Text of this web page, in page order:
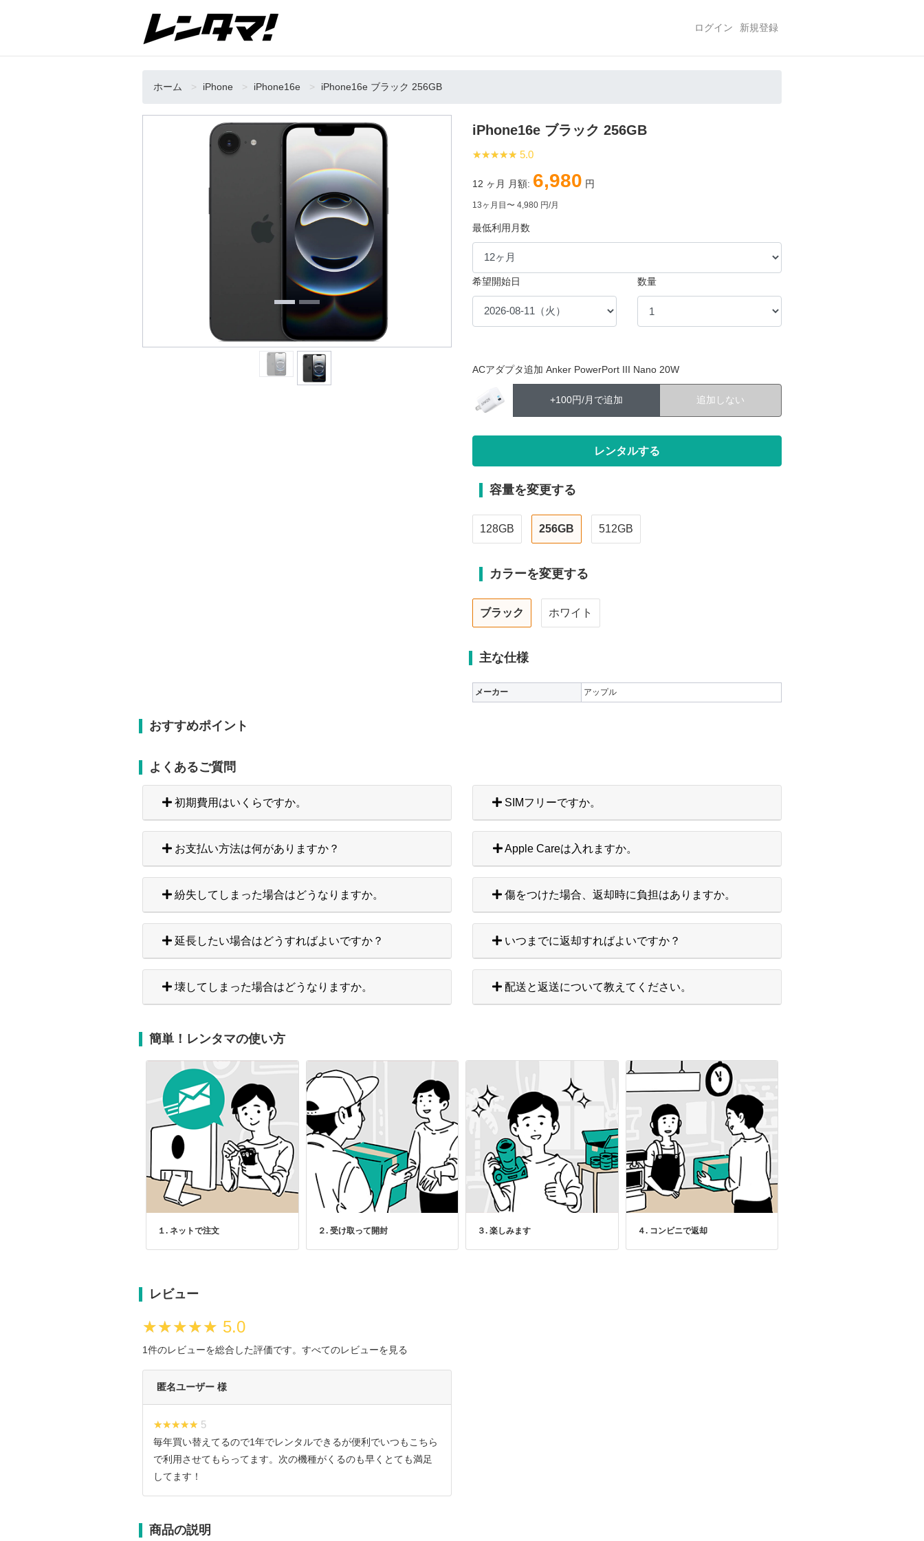
ログイン 新規登録
ホーム iPhone iPhone16e iPhone16e ブラック 256GB
iPhone16e ブラック 256GB
★★★★★
★★★★★ 5.0
12 ヶ月 月額: 6,980 円
13ヶ月目〜 4,980 円/月
最低利用月数
希望開始日 数量
ACアダプタ追加 Anker PowerPort III Nano 20W
+100円/月で追加 追加しない
容量を変更する
128GB 256GB 512GB
カラーを変更する
ブラック ホワイト
主な仕様
メーカー アップル
おすすめポイント
よくあるご質問
初期費用はいくらですか。 SIMフリーですか。
お支払い方法は何がありますか？ Apple Careは入れますか。
紛失してしまった場合はどうなりますか。 傷をつけた場合、返却時に負担はありますか。
延長したい場合はどうすればよいですか？ いつまでに返却すればよいですか？
壊してしまった場合はどうなりますか。 配送と返送について教えてください。
簡単！レンタマの使い方
１. ネットで注文 ２. 受け取って開封 ３. 楽しみます ４. コンビニで返却
レビュー
★★★★★
★★★★★ 5.0
1件のレビューを総合した評価です。 すべてのレビューを見る
匿名ユーザー 様
★★★★★
★★★★★ 5
毎年買い替えてるので1年でレンタルできるが便利でいつもこちら
で利用させてもらってます。次の機種がくるのも早くとても満足
してます！
商品の説明